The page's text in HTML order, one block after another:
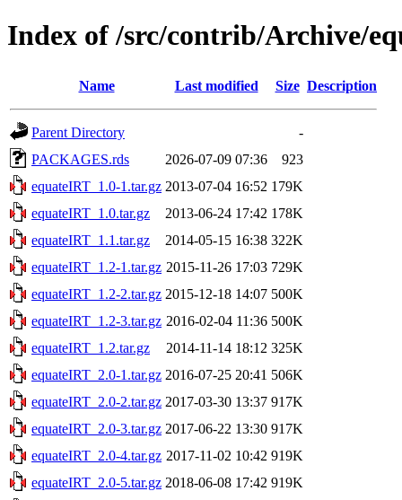
Index of /src/contrib/Archive/
Name Last modified Size Description
Parent Directory
-
PACKAGES.rds
2026-07-09 07:36
923
equateIRT_1.0-1.tar.gz 2013-07-04 16:52 179K
equateIRT_1.0.tar.gz
2013-06-24 17:42 178K
equateIRT_1.1.tar.gz
2014-05-15 16:38 322K
equateIRT_1.2-1.tar.gz 2015-11-26 17:03 729K
equateIRT_1.2-2.tar.gz 2015-12-18 14:07 500K
equateIRT_1.2-3.tar.gz 2016-02-04 11:36 500K
equateIRT_1.2.tar.gz
2014-11-14 18:12 325K
equateIRT_2.0-1.tar.gz 2016-07-25 20:41 506K
equateIRT_2.0-2.tar.gz 2017-03-30 13:37 917K
equateIRT_2.0-3.tar.gz 2017-06-22 13:30 917K
equateIRT_2.0-4.tar.gz 2017-11-02 10:42 919K
equateIRT_2.0-5.tar.gz 2018-06-08 17:42 919K